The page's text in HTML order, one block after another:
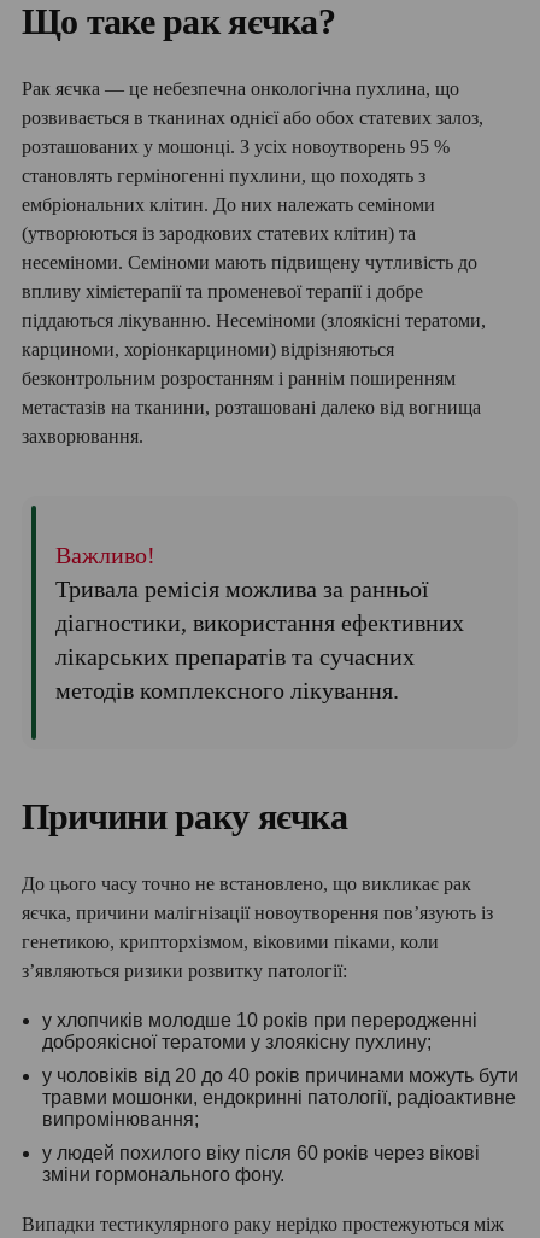
Що таке рак яєчка?
Рак яєчка — це небезпечна онкологічна пухлина, що
розвивається в тканинах однієї або обох статевих залоз,
розташованих у мошонці. З усіх новоутворень 95 %
становлять герміногенні пухлини, що походять з
ембріональних клітин. До них належать семіноми
(утворюються із зародкових статевих клітин) та
несеміноми. Семіноми мають підвищену чутливість до
впливу хімієтерапії та променевої терапії і добре
піддаються лікуванню. Несеміноми (злоякісні тератоми,
карциноми, хоріонкарциноми) відрізняються
безконтрольним розростанням і раннім поширенням
метастазів на тканини, розташовані далеко від вогнища
захворювання.
Важливо!
Тривала ремісія можлива за ранньої
діагностики, використання ефективних
лікарських препаратів та сучасних
методів комплексного лікування.
Причини раку яєчка
До цього часу точно не встановлено, що викликає рак
яєчка, причини малігнізації новоутворення пов’язують із
генетикою, крипторхізмом, віковими піками, коли
з’являються ризики розвитку патології:
у хлопчиків молодше 10 років при переродженні
доброякісної тератоми у злоякісну пухлину;
у чоловіків від 20 до 40 років причинами можуть бути
травми мошонки, ендокринні патології, радіоактивне
випромінювання;
у людей похилого віку після 60 років через вікові
зміни гормонального фону.
Випадки тестикулярного раку нерідко простежуються між